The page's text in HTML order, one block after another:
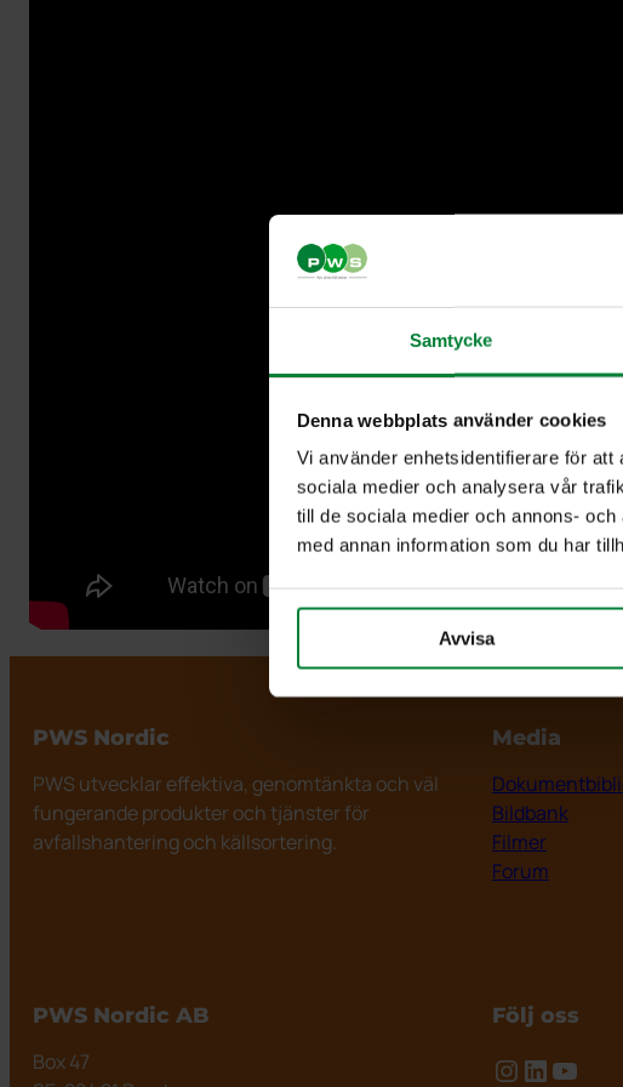
Samtycke
Denna webbplats använder cookies
Vi använder enhetsidentifierare för
sociala medier och analysera vår
till de sociala medier och annons-
med annan information som du har
Avvisa
PWS Nordic
PWS utvecklar effektiva, genomtänkta och väl
fungerande produkter och tjänster för
avfallshantering och källsortering.
Media
Bildbank
Filmer
Forum
PWS Nordic AB
Box 47
Följ oss
Instagram
LinkedIn